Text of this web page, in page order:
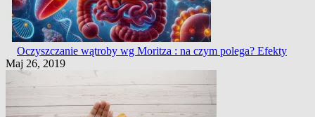
Oczyszczanie wątroby wg Moritza : na czym polega? Efekty
Maj 26, 2019